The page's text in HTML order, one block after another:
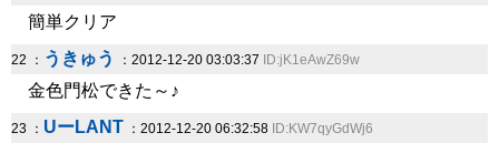
簡単クリア
22 ： うきゅう ：2012-12-20 03:03:37 ID:jK1eAwZ69w
金色門松できた～♪
23 ： UーLANT ：2012-12-20 06:32:58 ID:KW7qyGdWj6